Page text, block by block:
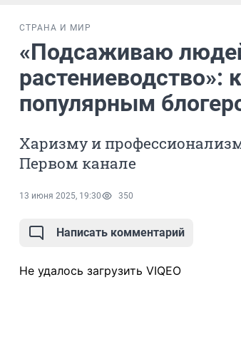
СТРАНА И МИР
«Подсаживаю
растениеводство»:
популярным
Харизму и
Первом канале
13 июня 2025, 19:30 350
Написать комментарий
Не удалось загрузить VIQEO